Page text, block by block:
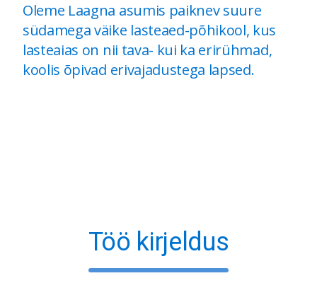
Oleme Laagna asumis paiknev suure
südamega väike lasteaed-põhikool, kus
lasteaias on nii tava- kui ka erirühmad,
koolis õpivad erivajadustega lapsed.
Töö kirjeldus